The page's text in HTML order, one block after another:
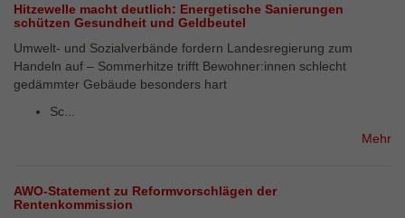
Hitzewelle macht deutlich: Energetische Sanierungen
schützen Gesundheit und Geldbeutel
Umwelt- und Sozialverbände fordern Landesregierung zum
Handeln auf – Sommerhitze trifft Bewohner:innen schlecht
gedämmter Gebäude besonders hart
Sc...
Mehr
​​​​​​​AWO-Statement zu Reformvorschlägen der
Rentenkommission